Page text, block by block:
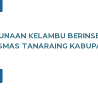
KELAMBU
TANARAING